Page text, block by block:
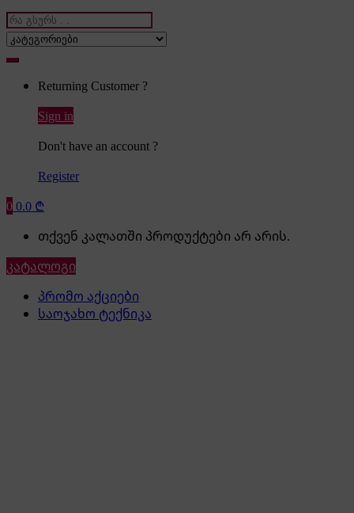
Search
for:
Returning Customer ?
Sign in
Don't have an account ?
Register
00.0 ₾
თქვენ კალათში პროდუქტები არ არის.
კატალოგი
პრომო აქციები
საოჯახო ტექნიკა